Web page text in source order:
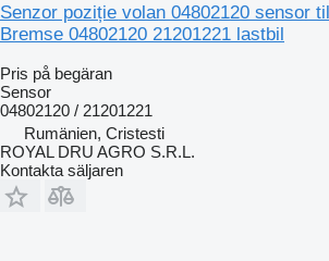
Senzor poziție volan 04802120 sensor
Bremse 04802120 21201221 lastbil
Pris på begäran
Sensor
04802120 / 21201221
Rumänien, Cristesti
ROYAL DRU AGRO S.R.L.
Kontakta säljaren